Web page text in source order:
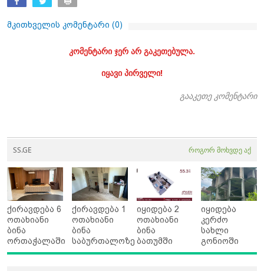
მკითხველის კომენტარი (0)
კომენტარი ჯერ არ გაკეთებულა.
იყავი პირველი!
გააკეთე კომენტარი
SS.GE როგორ მოხვდე აქ
ქირავდება 6
ოთახიანი
ბინა
ორთაჭალაში
ქირავდება 1
ოთახიანი
ბინა
საბურთალოზე
იყიდება 2
ოთახიანი
ბინა
ბათუმში
იყიდება
კერძო
სახლი
გონიოში